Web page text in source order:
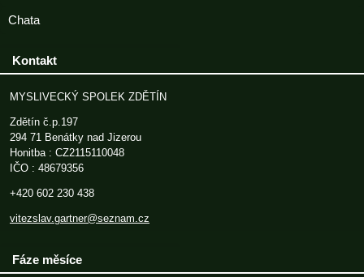
Chata
Kontakt
MYSLIVECKÝ SPOLEK ZDĚTÍN
Zdětín č.p.197
294 71 Benátky nad Jizerou
Honitba : CZ2115110048
IČO : 48679356
+420 602 230 438
vitezslav.gartner@seznam.cz
Fáze měsíce